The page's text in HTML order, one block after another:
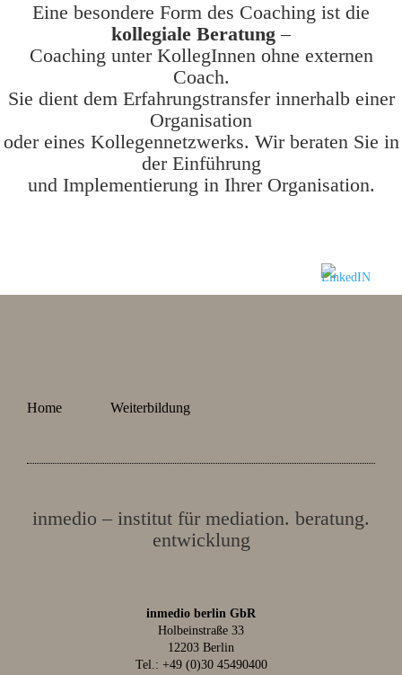
Eine besondere Form des Coaching ist die
kollegiale Beratung –
Coaching unter KollegInnen ohne externen
Coach.
Sie dient dem Erfahrungstransfer innerhalb einer
Organisation
oder eines Kollegennetzwerks. Wir beraten Sie in
der Einführung
und Implementierung in Ihrer Organisation.
Home Weiterbildung
inmedio – institut für mediation. beratung.
entwicklung
inmedio berlin GbR
Holbeinstraße 33
12203 Berlin
Tel.: +49 (0)30 45490400